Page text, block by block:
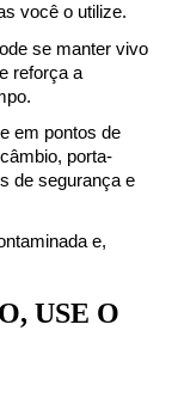
você o utilize.
se manter vivo
reforça a
em pontos de
porta-
de segurança e
e,
USE O